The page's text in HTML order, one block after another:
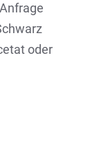
oder